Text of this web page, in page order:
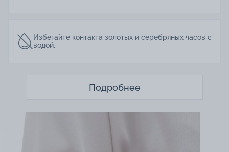
Избегайте контакта золотых и серебряных часов с
водой.
Подробнее